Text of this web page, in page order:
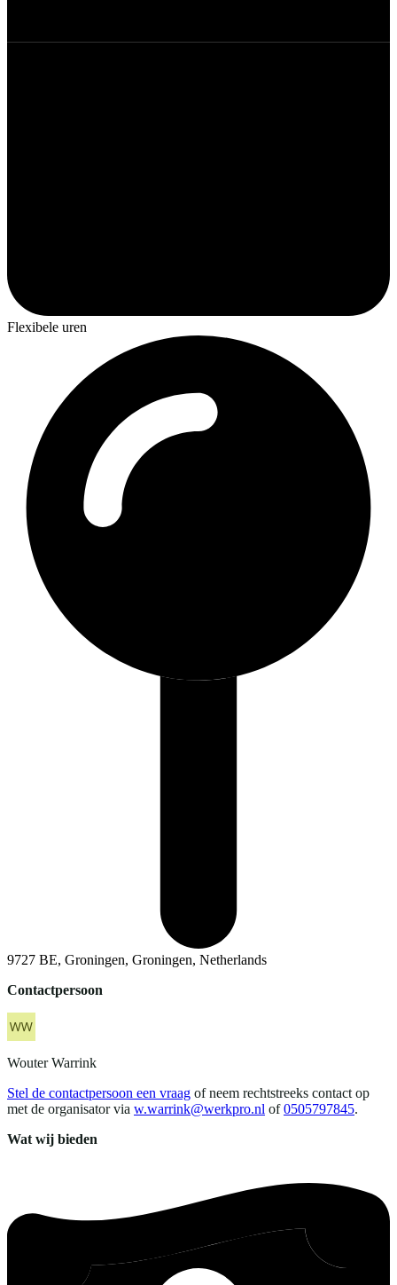
Flexibele uren
9727 BE, Groningen, Groningen, Netherlands
Contactpersoon
Wouter Warrink
Stel de contactpersoon een vraag of neem rechtstreeks contact op
met de organisator via w.warrink@werkpro.nl of 0505797845.
Wat wij bieden